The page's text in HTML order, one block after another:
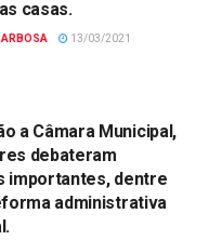
casas.
13/03/2021
a Câmara Municipal,
debateram
importantes, dentre
administrativa